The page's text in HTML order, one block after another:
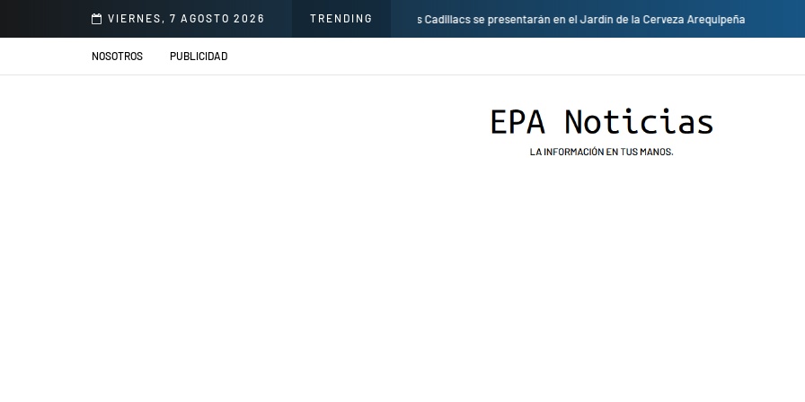
VIERNES, 7 AGOSTO 2026 TRENDING
se presentarán en el Jardín de la Cerveza Arequipeña Empresas privadas donan equipos al hospital Honorio Delgado para
NOSOTROS PUBLICIDAD